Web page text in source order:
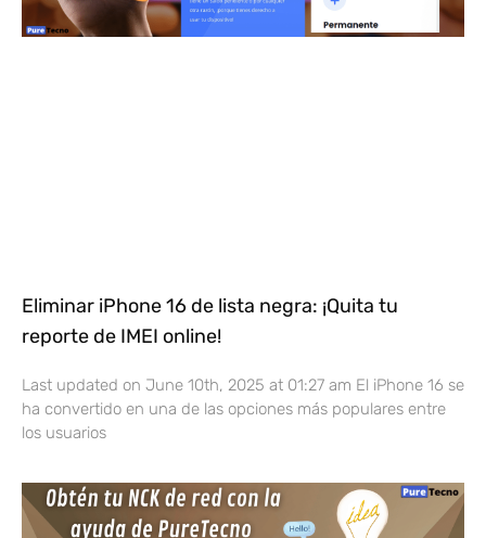
Eliminar iPhone 16 de lista negra: ¡Quita tu
reporte de IMEI online!
Last updated on June 10th, 2025 at 01:27 am El iPhone 16 se
ha convertido en una de las opciones más populares entre
los usuarios